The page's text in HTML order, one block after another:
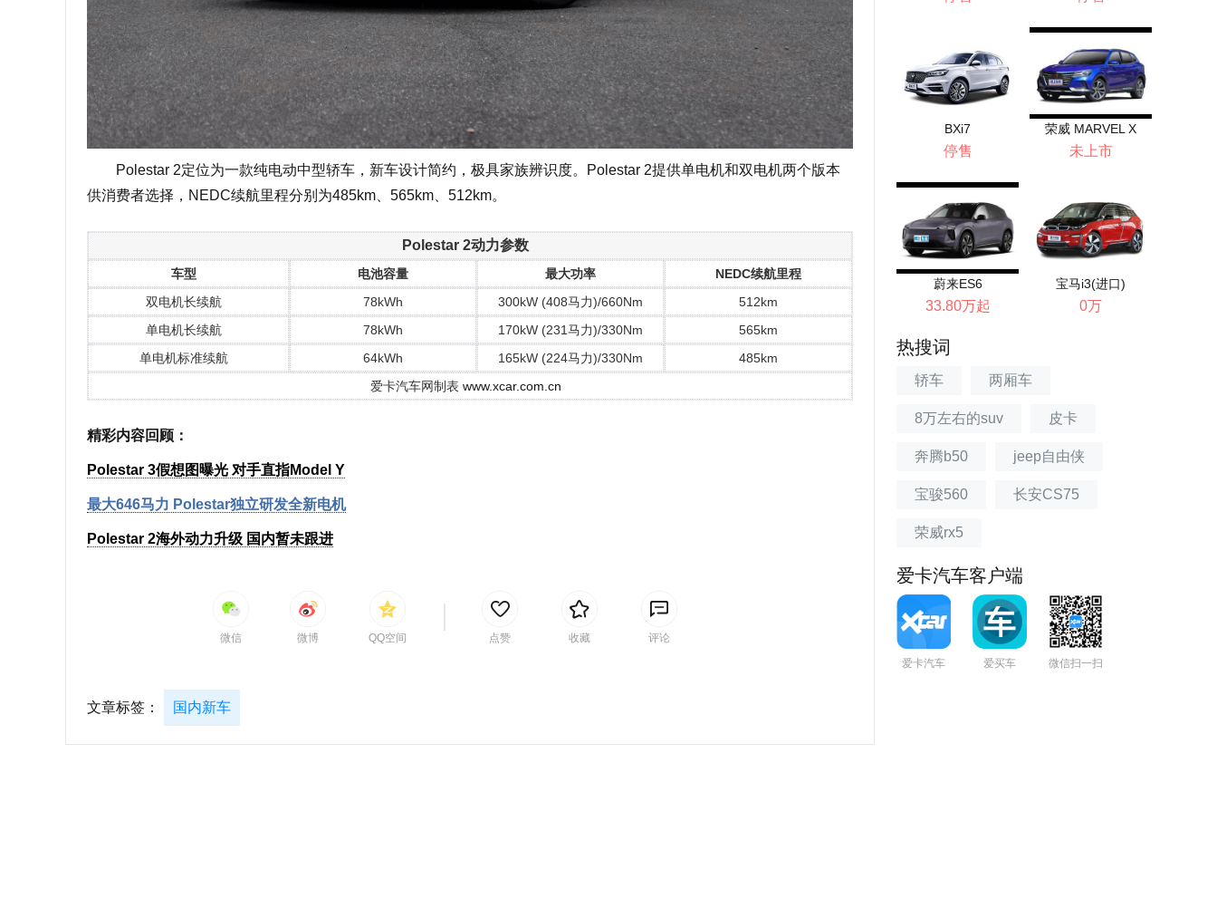
Polestar 2定位为一款纯电动中型轿车，新车设计简约，极具家族辨识度。Polestar 2提供单电机和双电机两个版本
供消费者选择，NEDC续航里程分别为485km、565km、512km。
Polestar 2动力参数
车型 电池容量 最大功率
NEDC续航里程
双电机长续航
78kWh 300kW (408马力)/660Nm
512km
单电机长续航
78kWh 170kW (231马力)/330Nm
565km
单电机标准续航
64kWh 165kW (224马力)/330Nm
485km
爱卡汽车网制表 www.xcar.com.cn
精彩内容回顾：
Polestar 3假想图曝光 对手直指Model Y
最大646马力 Polestar独立研发全新电机
Polestar 2海外动力升级 国内暂未跟进
微信 微博 QQ空间 点赞 收藏 评论
文章标签： 国内新车
BXi7
停售
荣威 MARVEL X
未上市
蔚来ES6
33.80万起
宝马i3(进口)
0万
热搜词
轿车 两厢车
8万左右的suv 皮卡
奔腾b50 jeep自由侠
宝骏560 长安CS75
荣威rx5
爱卡汽车客户端
爱卡汽车 爱买车 微信扫一扫